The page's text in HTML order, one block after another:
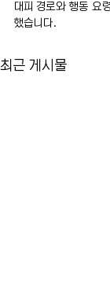
대피 경로와 행동 요
했습니다.
최근 게시물